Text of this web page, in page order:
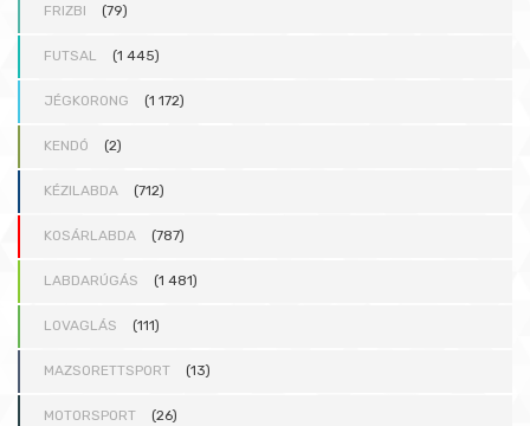
FRIZBI (79)
FUTSAL (1 445)
JÉGKORONG (1 172)
KENDÓ (2)
KÉZILABDA (712)
KOSÁRLABDA (787)
LABDARÚGÁS (1 481)
LOVAGLÁS (111)
MAZSORETTSPORT (13)
MOTORSPORT (26)